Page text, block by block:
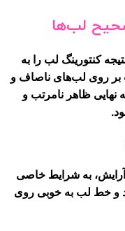
کنتورینگ لب را به
بر روی لب‌های ناصاف و
نهایی ظاهر نامرتب و
آرایش، به شرایط خاصی
و خط لب به خوبی روی